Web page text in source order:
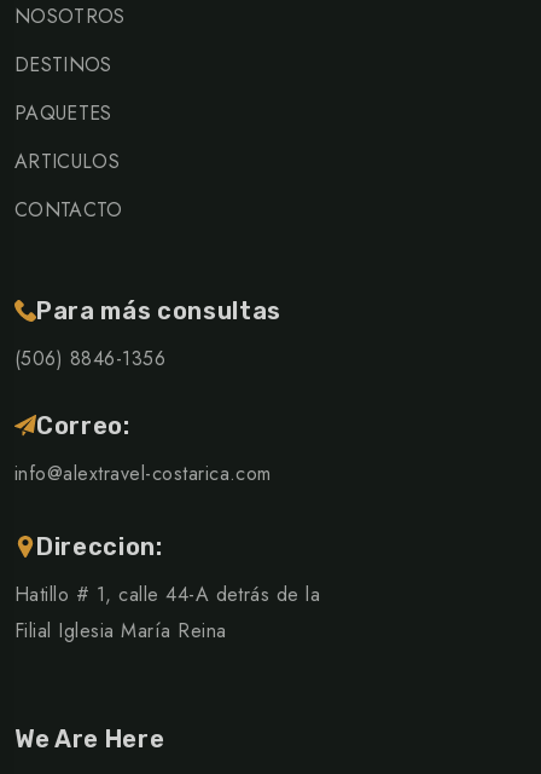
NOSOTROS
DESTINOS
PAQUETES
ARTICULOS
CONTACTO
Para más consultas
(506) 8846-1356
Correo:
info@alextravel-costarica.com
Direccion:
Hatillo # 1, calle 44-A detrás de la
Filial Iglesia María Reina
We Are Here